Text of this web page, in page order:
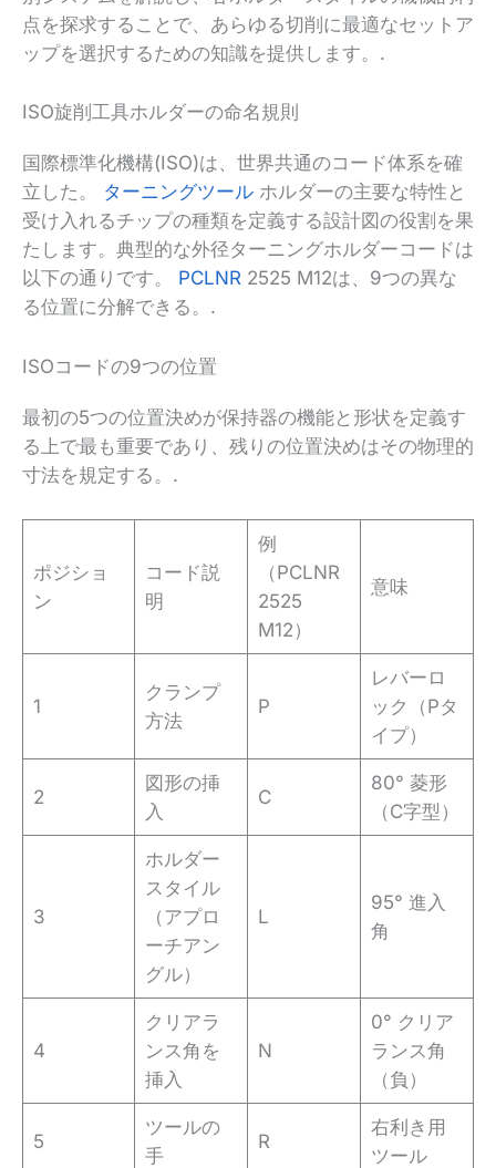
点を探求することで、あらゆる切削に最適なセットア
ップを選択するための知識を提供します。.
ISO旋削工具ホルダーの命名規則
国際標準化機構(ISO)は、世界共通のコード体系を確
立した。 ターニングツール ホルダーの主要な特性と
受け入れるチップの種類を定義する設計図の役割を果
たします。典型的な外径ターニングホルダーコードは
以下の通りです。 PCLNR 2525 M12は、9つの異な
る位置に分解できる。.
ISOコードの9つの位置
最初の5つの位置決めが保持器の機能と形状を定義す
る上で最も重要であり、残りの位置決めはその物理的
寸法を規定する。.
ポジショ
ン
コード説
明
例
（PCLNR
2525
M12）
意味
1
クランプ
方法
P
レバーロ
ック（Pタ
イプ）
2
図形の挿
入
C
80° 菱形
（C字型）
3
ホルダー
スタイル
（アプロ
ーチアン
グル）
L
95° 進入
角
4
クリアラ
ンス角を
挿入
N
0° クリア
ランス角
（負）
5
ツールの
手
R
右利き用
ツール